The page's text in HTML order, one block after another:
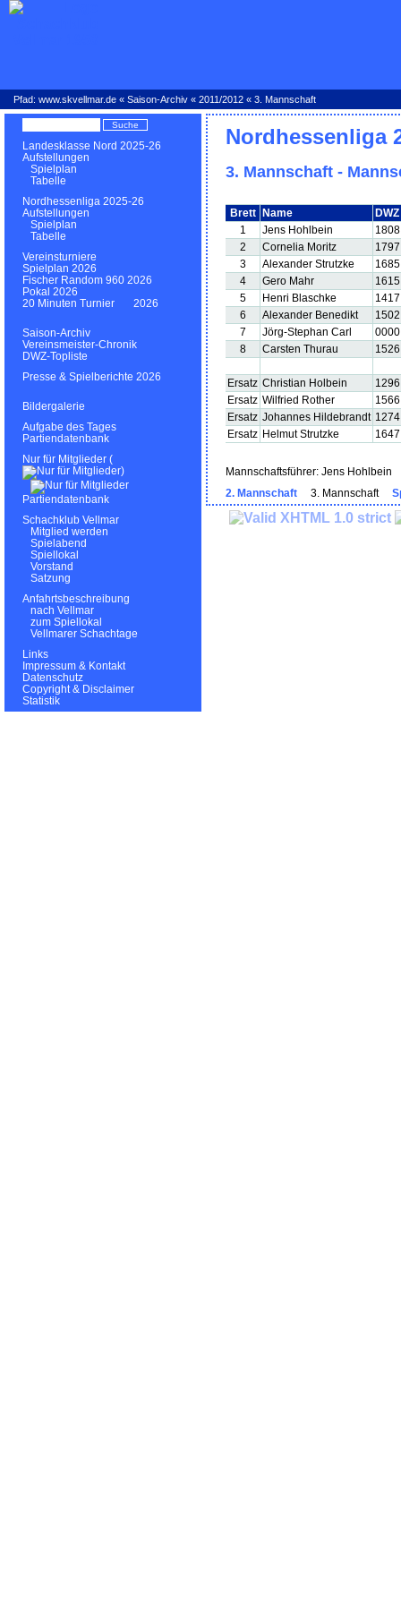
Pfad: www.skvellmar.de « Saison-Archiv « 2011/2012 « 3. Mannschaft
Landesklasse Nord 2025-26
Aufstellungen
Spielplan
Tabelle
Nordhessenliga 2025-26
Aufstellungen
Spielplan
Tabelle
Vereinsturniere
Spielplan 2026
Fischer Random 960 2026
Pokal 2026
20 Minuten Turnier 2026
Saison-Archiv
Vereinsmeister-Chronik
DWZ-Topliste
Presse & Spielberichte 2026
Bildergalerie
Aufgabe des Tages
Partiendatenbank
Nur für Mitglieder (
)
Partiendatenbank
Schachklub Vellmar
Mitglied werden
Spielabend
Spiellokal
Vorstand
Satzung
Anfahrtsbeschreibung
nach Vellmar
zum Spiellokal
Vellmarer Schachtage
Links
Impressum & Kontakt
Datenschutz
Copyright & Disclaimer
Statistik
Nordhessenliga
3. Mannschaft -
Brett Name
DWZ
1
Jens Hohlbein
1808
2
Cornelia Moritz
1797
3
Alexander Strutzke
1685
4
Gero Mahr
1615
5
Henri Blaschke
1417
6
Alexander Benedikt
1502
7
Jörg-Stephan Carl
0000
8
Carsten Thurau 1526
Ersatz Christian Holbein
1296
Ersatz Wilfried Rother
1566
Ersatz Johannes Hildebrandt 1274
Ersatz Helmut Strutzke 1647
Mannschaftsführer: Jens Hohlbein
2. Mannschaft 3. Mannschaft